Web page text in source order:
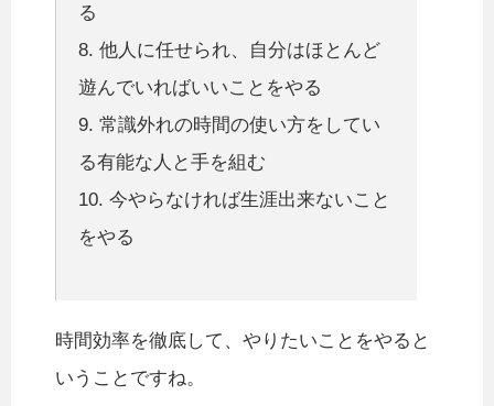
る
8. 他人に任せられ、自分はほとんど
遊んでいればいいことをやる
9. 常識外れの時間の使い方をしてい
る有能な人と手を組む
10. 今やらなければ生涯出来ないこと
をやる
時間効率を徹底して、やりたいことをやると
いうことですね。